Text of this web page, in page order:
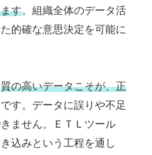
す。組織全体のデータ活
的確な意思決定を可能に
質の高いデータこそが、正
す。データに誤りや不足
ません。ＥＴＬツール
込みという工程を通し